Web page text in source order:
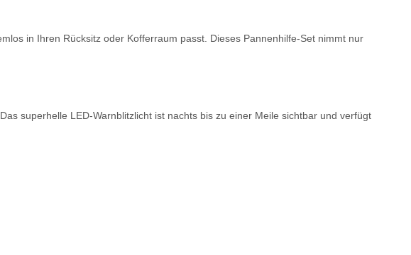
in Ihren Rücksitz oder Kofferraum passt. Dieses Pannenhilfe-Set nimmt nur
superhelle LED-Warnblitzlicht ist nachts bis zu einer Meile sichtbar und verfügt